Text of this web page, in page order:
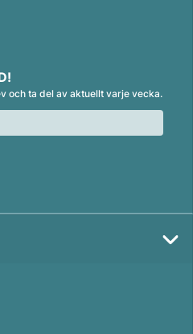
och ta del av aktuellt varje vecka.